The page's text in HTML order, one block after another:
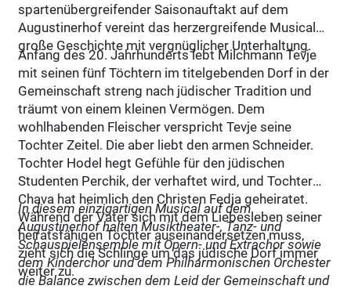
spartenübergreifender Saisonauftakt auf dem
Augustinerhof vereint das herzergreifende Musical
große Geschichte mit vergnüglicher Unterhaltung.
Anfang des 20. Jahrhunderts lebt Milchmann Tevje
mit seinen fünf Töchtern im titelgebenden Dorf in der
Gemeinschaft streng nach jüdischer Tradition und
träumt von einem kleinen Vermögen. Dem
wohlhabenden Fleischer verspricht Tevje seine
Tochter Zeitel. Die aber liebt den armen Schneider.
Tochter Hodel hegt Gefühle für den jüdischen
Studenten Perchik, der verhaftet wird, und Tochter
Chava hat heimlich den Christen Fedja geheiratet.
Während der Vater sich mit dem Liebesleben seiner
heiratsfähigen Töchter auseinandersetzen muss,
zieht sich die Schlinge um das jüdische Dorf immer
weiter zu.
In diesem einzigartigen Musical auf dem
Augustinerhof halten Musiktheater-, Tanz- und
Schauspielensemble mit Opern- und Extrachor sowie
dem Kinderchor und dem Philharmonischen Orchester
die Balance zwischen dem Leid der Gemeinschaft und